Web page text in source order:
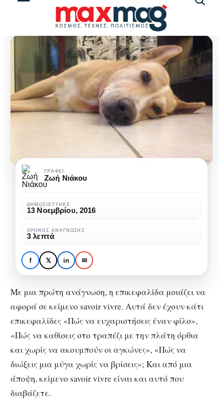
Πώς να ευχαριστήσεις
έναν φίλο
Πώς
να
ευχαριστήσεις
έναν
φίλο
ΓΡΆΦΕΙ
Ζωή Νιάκου
ΔΗΜΟΣΙΕΎΤΗΚΕ
13 Νοεμβρίου, 2016
ΧΡΌΝΟΣ ΑΝΆΓΝΩΣΗΣ
3 λεπτά
f 𝕏 in ✉
Με μια πρώτη ανάγνωση, η επικεφαλίδα μοιάζει να
αφορά σε κείμενο savoir vivre. Αυτά δεν έχουν κάτι
επικεφαλίδες «Πώς να ευχαριστήσεις έναν φίλο»,
«Πώς να καθίσεις στο τραπέζι με την πλάτη όρθια
και χωρίς να ακουμπούν οι αγκώνες», «Πώς να
διώξεις μια μύγα χωρίς να βρίσεις»; Και από μια
άποψη, κείμενο savoir vivre είναι και αυτό που
διαβάζετε.